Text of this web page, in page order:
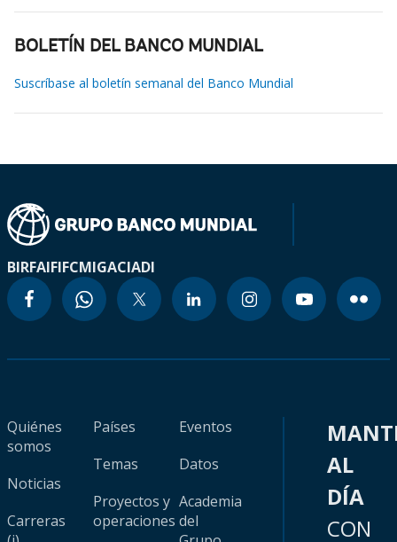
BOLETÍN DEL BANCO MUNDIAL
Suscríbase al boletín semanal del Banco Mundial
BIRFAIFIFCMIGACIADI
Quiénes
somos
Noticias
Carreras
Países
Temas
Proyectos y
operaciones
Eventos
Datos
Academia
del
AL
DÍA
CON